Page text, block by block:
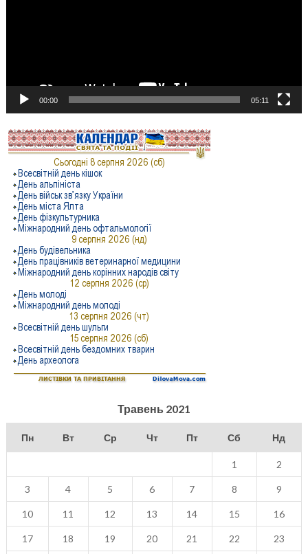
00:00 05:11
Травень 2021
Пн Вт Ср Чт Пт Сб Нд
1 2
3 4 5 6 7 8 9
10 11 12 13 14 15 16
17 18 19 20 21 22 23